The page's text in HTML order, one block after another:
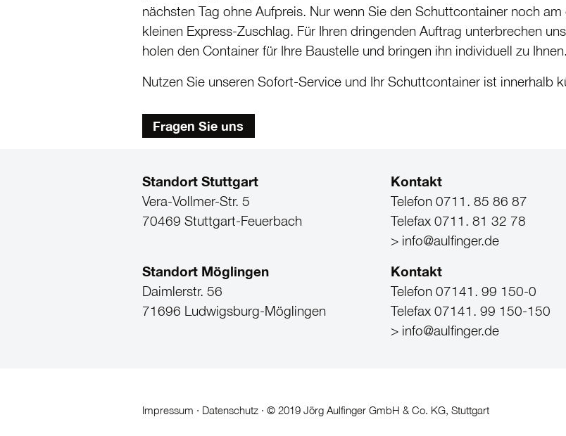
nächsten Tag ohne Aufpreis. Nur wenn Sie den Schutt­con­tainer noch
kleinen Express-Zuschlag. Für Ihren dringenden Auftrag unterbrechen
holen den Container für Ihre Baustelle und bringen ihn individuell zu Ihnen.
Nutzen Sie unseren Sofort-Service und Ihr Schutt­con­tainer ist innerhalb
Fragen Sie uns
Standort Stuttgart
Vera-Vollmer-Str. 5
70469 Stuttgart-Feuerbach
Kontakt
Telefon 0711. 85 86 87
Telefax 0711. 81 32 78
> info@aulfinger.de
Standort Möglingen
Daimlerstr. 56
71696 Ludwigsburg-Möglingen
Kontakt
Telefon 07141. 99 150-0
Telefax 07141. 99 150-150
> info@aulfinger.de
Impressum · Datenschutz · © 2019 Jörg Aulfinger GmbH & Co. KG, Stuttgart